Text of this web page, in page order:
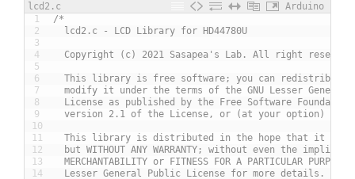
lcd2.c
Arduino
1
2
3
4
5
6
7
8
9
10
11
12
13
14
/*
lcd2.c - LCD Library for HD44780U
Copyright (c) 2021 Sasapea's Lab. All right
This library is free software; you can redistribute
modify it under the terms of the GNU Lesser General
License as published by the Free Software
version 2.1 of the License, or (at your option) any
This library is distributed in the hope that it will
but WITHOUT ANY WARRANTY; without even the implied
MERCHANTABILITY or FITNESS FOR A PARTICULAR
Lesser General Public License for more details.